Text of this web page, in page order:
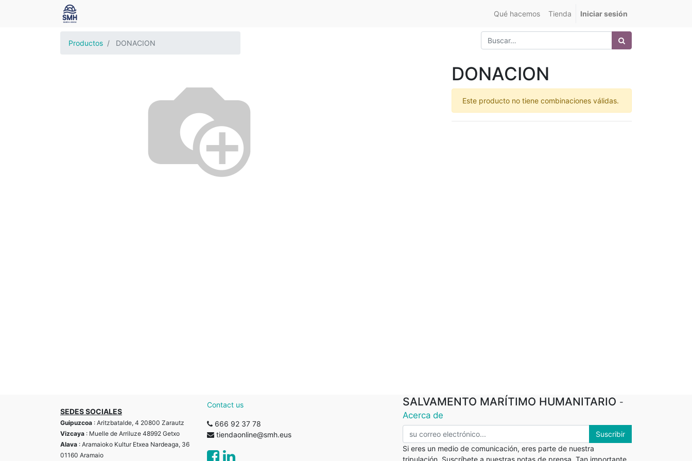
Qué hacemos Tienda Iniciar sesión
Productos DONACION
DONACION
Este producto no tiene combinaciones válidas.
SEDES SOCIALES
Guipuzcoa : Aritzbatalde, 4 20800 Zarautz
Vizcaya : Muelle de Arriluze 48992 Getxo
Alava : Aramaioko Kultur Etxea Nardeaga, 36
01160 Aramaio
Contact us
666 92 37 78
tiendaonline@smh.eus
SALVAMENTO MARÍTIMO HUMANITARIO -
Acerca de
Suscribir
Si eres un medio de comunicación, eres parte de nuestra
tripulación. Suscríbete a nuestras notas de prensa. Tan importante